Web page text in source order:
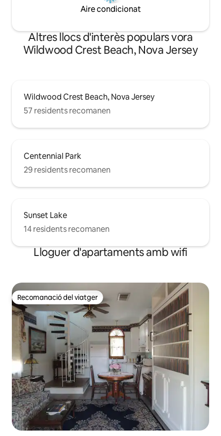
Aire condicionat
Altres llocs d'interès populars vora
Wildwood Crest Beach, Nova Jersey
Wildwood Crest Beach, Nova Jersey
57 residents recomanen
Centennial Park
29 residents recomanen
Sunset Lake
14 residents recomanen
Lloguer d'apartaments amb wifi
Recomanació del viatger
Recomanació del viatger